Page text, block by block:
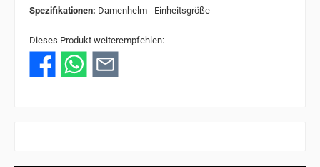
Spezifikationen: Damenhelm - Einheitsgröße
Dieses Produkt weiterempfehlen: